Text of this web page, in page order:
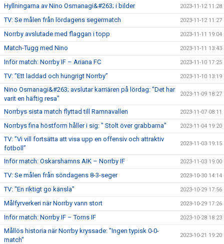
Hyllningarna av Nino Osmanagi&#263; i bilder 2023-11-12 11:28
TV: Se målen från lördagens segermatch 2023-11-12 11:27
Norrby avslutade med flaggan i topp 2023-11-11 19:04
Match-Tugg med Nino 2023-11-11 13:43
Inför match: Norrby IF – Ariana FC 2023-11-10 17:25
TV: ”Ett laddad och hungrigt Norrby” 2023-11-10 13:19
Nino Osmanagi&#263; avslutar karriären på lördag: "Det har
varit en häftig resa"
2023-11-09 18:27
Norrbys sista match flyttad till Ramnavallen 2023-11-07 08:11
Norrbys fina höstform håller i sig: " Stolt över grabbarna" 2023-11-04 19:20
TV: ”Vi vill fortsätta att visa upp en offensiv och attraktiv
fotboll”
2023-11-03 19:15
Inför match: Oskarshamns AIK – Norrby IF 2023-11-03 19:00
TV: Se målen från söndagens 8-3-seger 2023-10-30 14:14
TV: "En riktigt go känsla" 2023-10-29 17:56
Målfyrverkeri när Norrby vann stort 2023-10-29 17:26
Inför match: Norrby IF – Torns IF 2023-10-28 18:23
Mållös historia när Norrby kryssade: "Ingen typisk 0-0-
match"
2023-10-21 19:20